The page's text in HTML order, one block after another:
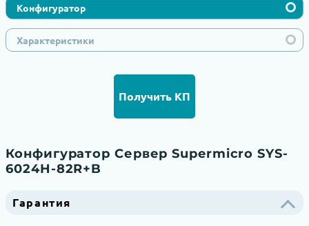
Конфигуратор
Характеристики
Получить КП
Конфигуратор Сервер Supermicro SYS-
6024H-82R+B
Гарантия